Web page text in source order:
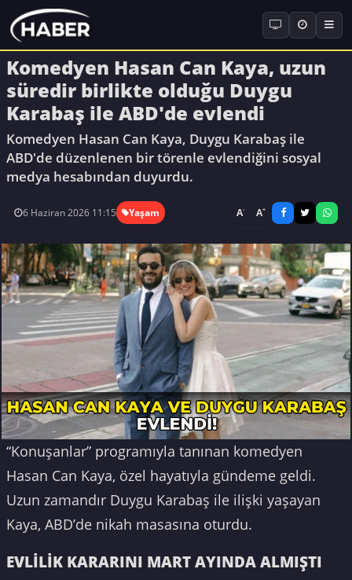
Komedyen Hasan Can Kaya, uzun
süredir birlikte olduğu Duygu
Karabaş ile ABD'de evlendi
Komedyen Hasan Can Kaya, Duygu Karabaş ile
ABD'de düzenlenen bir törenle evlendiğini sosyal
medya hesabından duyurdu.
6 Haziran 2026 11:15 Yaşam A- A+
“Konuşanlar” programıyla tanınan komedyen
Hasan Can Kaya, özel hayatıyla gündeme geldi.
Uzun zamandır Duygu Karabaş ile ilişki yaşayan
Kaya, ABD’de nikah masasına oturdu.
EVLİLİK KARARINI MART AYINDA ALMIŞTI